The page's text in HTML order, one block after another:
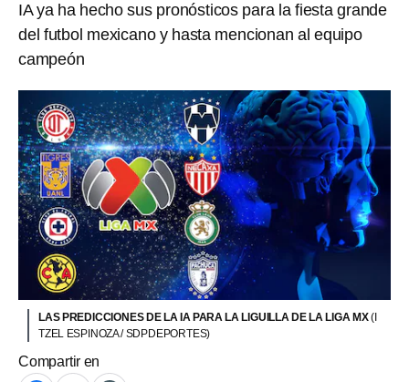
IA ya ha hecho sus pronósticos para la fiesta grande
del futbol mexicano y hasta mencionan al equipo
campeón
LAS PREDICCIONES DE LA IA PARA LA LIGUILLA DE LA LIGA MX(I
TZEL ESPINOZA / SDPDEPORTES)
Compartir en